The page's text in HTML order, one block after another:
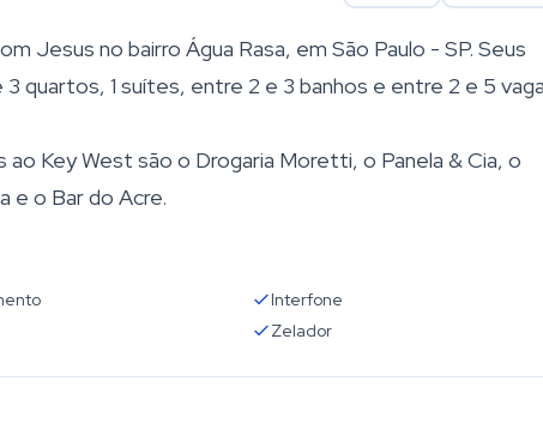
Jesus no bairro Água Rasa, em São Paulo - SP. Seus
quartos, 1 suítes, entre 2 e 3 banhos e entre 2 e 5
Key West são o Drogaria Moretti, o Panela & Cia, o
e o Bar do Acre.
Interfone
Zelador